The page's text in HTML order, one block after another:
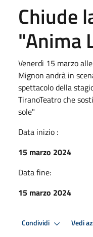
Chiude
"Anima
Venerdì 15 marzo
Mignon andrà in
spettacolo della
TiranoTeatro che
sole"
Data inizio :
15 marzo 2024
Data fine:
15 marzo 2024
Condividi Vedi